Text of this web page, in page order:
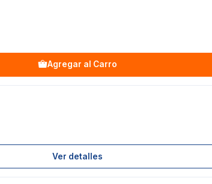
Agregar al Carro
Ver detalles